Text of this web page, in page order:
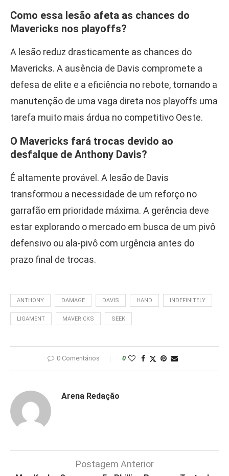
Como essa lesão afeta as chances do
Mavericks nos playoffs?
A lesão reduz drasticamente as chances do
Mavericks. A ausência de Davis compromete a
defesa de elite e a eficiência no rebote, tornando a
manutenção de uma vaga direta nos playoffs uma
tarefa muito mais árdua no competitivo Oeste.
O Mavericks fará trocas devido ao
desfalque de Anthony Davis?
É altamente provável. A lesão de Davis
transformou a necessidade de um reforço no
garrafão em prioridade máxima. A gerência deve
estar explorando o mercado em busca de um pivô
defensivo ou ala-pivô com urgência antes do
prazo final de trocas.
ANTHONY DAMAGE DAVIS HAND INDEFINITELY
LIGAMENT MAVERICKS SEEK
0 Comentários 0
Arena Redação
Postagem Anterior